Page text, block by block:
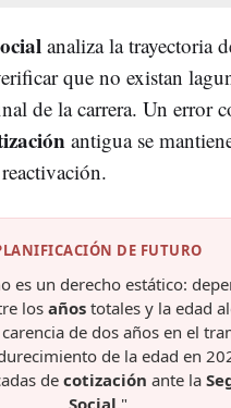
analiza la trayectoria
que no existan
de la carrera. Un error
antigua se
DE FUTURO
es un derecho estático:
los añostotales y la edad
de dos años en el
de la edad en
decotización ante la
Social."